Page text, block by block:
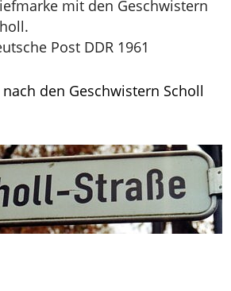
mit den Geschwistern
Post DDR 1961
den Geschwistern Scholl